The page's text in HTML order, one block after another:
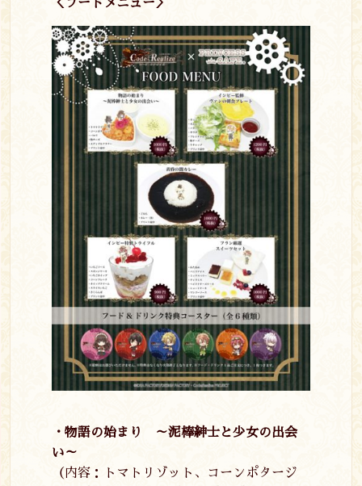
＜フードメニュー＞
・物語の始まり ～泥棒紳士と少女の出会
い～
（内容：トマトリゾット、コーンポタージ